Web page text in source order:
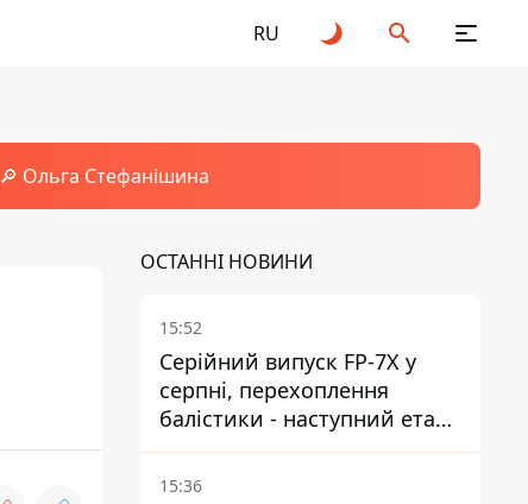
RU
🔎 Ольга Стефанішина
ОСТАННІ НОВИНИ
15:52
Серійний випуск FP-7X у
серпні, перехоплення
балістики - наступний етап -
Fire Point конкретизувало
плани
15:36